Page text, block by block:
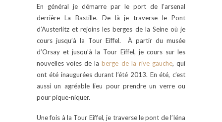
En général je démarre par le port de l’arsenal
derrière La Bastille. De là je traverse le Pont
d’Austerlitz et rejoins les berges de la Seine où je
cours jusqu’à la Tour Eiffel. À partir du musée
d’Orsay et jusqu’à la Tour Eiffel, je cours sur les
nouvelles voies de laberge de la rive gauche, qui
ont été inaugurées durant l’été 2013. En été, c’est
aussi un agréable lieu pour prendre un verre ou
pour pique-niquer.
Une fois à la Tour Eiffel, je traverse le pont de l’Iéna